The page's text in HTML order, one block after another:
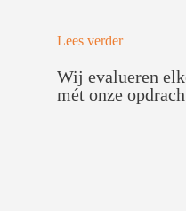
Lees verder
Wij evalueren
mét onze